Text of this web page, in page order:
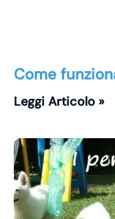
Come
Leggi Articolo »